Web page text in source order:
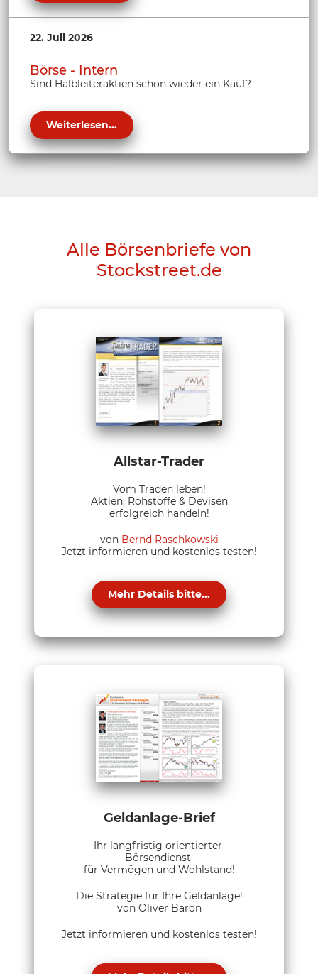
22. Juli 2026
Börse - Intern
Sind Halbleiteraktien schon wieder ein Kauf?
Weiterlesen...
Alle Börsenbriefe von
Stockstreet.de
Allstar-Trader
Vom Traden leben!
Aktien, Rohstoffe & Devisen
erfolgreich handeln!
von Bernd Raschkowski
Jetzt informieren und kostenlos testen!
Mehr Details bitte...
Geldanlage-Brief
Ihr langfristig orientierter
Börsendienst
für Vermögen und Wohlstand!
Die Strategie für Ihre Geldanlage!
von Oliver Baron
Jetzt informieren und kostenlos testen!